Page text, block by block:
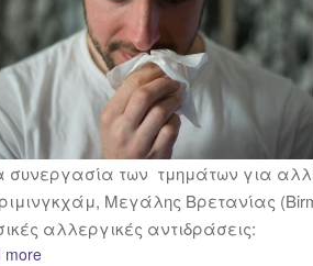
συνεργασία των τμημάτων για
Μεγάλης Βρετανίας
αλλεργικές αντιδράσεις:
more